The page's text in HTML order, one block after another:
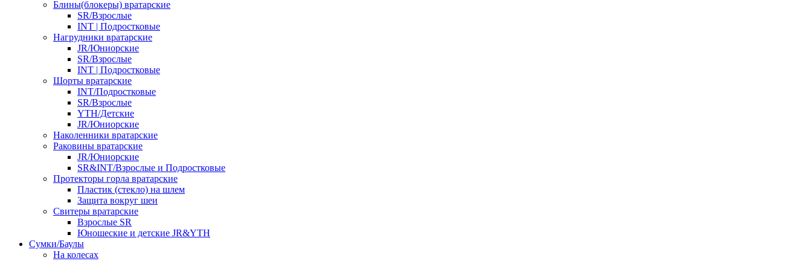
Блины(блокеры) вратарские
SR/Взрослые
INT | Подростковые
Нагрудники вратарские
JR/Юниорские
SR/Взрослые
INT | Подростковые
Шорты вратарские
INT/Подростковые
SR/Взрослые
YTH/Детские
JR/Юниорские
Наколенники вратарские
Раковины вратарские
JR/Юниорские
SR&INT/Взрослые и Подростковые
Протекторы горла вратарские
Пластик (стекло) на шлем
Защита вокруг шеи
Свитеры вратарские
Взрослые SR
Юношеские и детские JR&YTH
Сумки/Баулы
На колесах